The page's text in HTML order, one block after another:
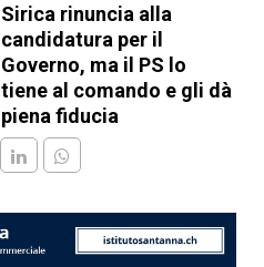
Sirica rinuncia alla
candidatura per il
Governo, ma il PS lo
tiene al comando e gli dà
piena fiducia